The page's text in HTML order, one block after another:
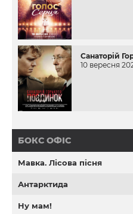
Санаторій
10 вересня
БОКС ОФІС
Мавка. Лісова пісня
Антарктида
Ну мам!